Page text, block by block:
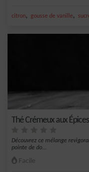
citron, gousse de vanille,
Thé Crémeux aux
Découvrez ce mélange
pointe de do...
Facile